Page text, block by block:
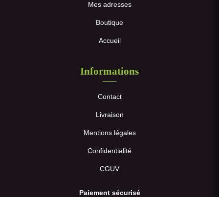
Mes adresses
Boutique
Accueil
Informations
Contact
Livraison
Mentions légales
Confidentialité
CGUV
Paiement sécurisé